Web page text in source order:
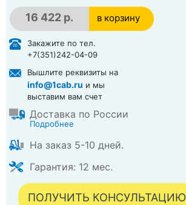
16 422 р. в корзину
Закажите по тел.
+7(351)242-04-09
Вышлите реквизиты на
info@1cab.ru и мы
выставим вам счет
Доставка по России
Подробнее
На заказ 5-10 дней.
Гарантия: 12 мес.
ПОЛУЧИТЬ КОНСУЛЬТАЦИЮ